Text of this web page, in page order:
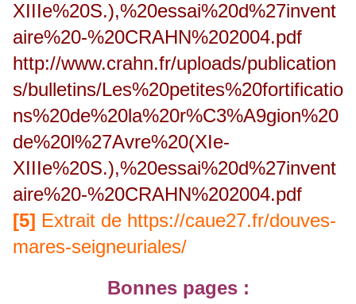
XIIIe%20S.),%20essai%20d%27invent
aire%20-%20CRAHN%202004.pdf
http://www.crahn.fr/uploads/publication
s/bulletins/Les%20petites%20fortificatio
ns%20de%20la%20r%C3%A9gion%20
de%20l%27Avre%20(XIe-
XIIIe%20S.),%20essai%20d%27invent
aire%20-%20CRAHN%202004.pdf
[5] Extrait de https://caue27.fr/douves-
mares-seigneuriales/
Bonnes pages :